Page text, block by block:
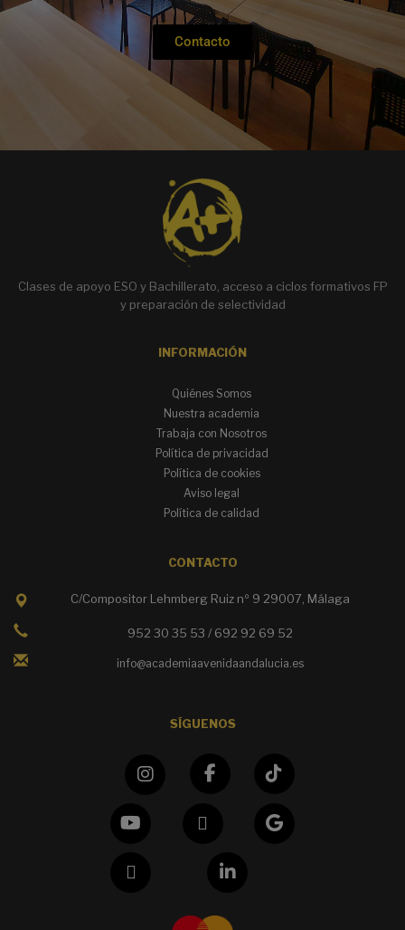
Contacto
Clases de apoyo ESO y Bachillerato, acceso a ciclos formativos FP
y preparación de selectividad
INFORMACIÓN
Quiénes Somos
Nuestra academia
Trabaja con Nosotros
Política de privacidad
Política de cookies
Aviso legal
Política de calidad
CONTACTO
C/Compositor Lehmberg Ruiz nº 9 29007, Málaga
952 30 35 53 / 692 92 69 52
info@academiaavenidaandalucia.es
SÍGUENOS